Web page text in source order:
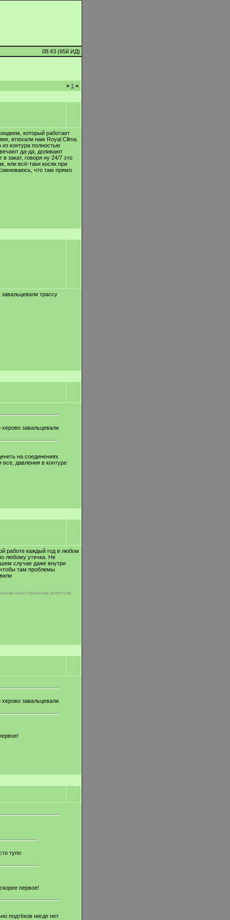
08:43 (65й ИД)
> 1 <
который работает
втюхали нам Royal Clima.
из контура полностью
да-да, доливают
закат, говоря ну 24/7 это
или всё-таки косяк при
что там прямо
трассу
завальцевали
на соединениях
давления в контуре
работе каждый год в любом
любому утечка. Не
случае даже внутри
там проблемы
иностранным агентом,
завальцевали
тупо
первое!
подтёков нигде нет.